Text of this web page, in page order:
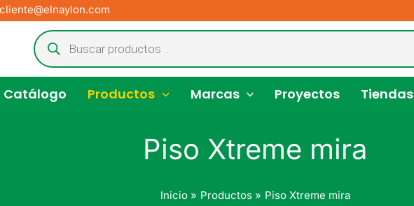
Búsqueda
de
productos
Catálogo Productos Marcas Proyectos Tiendas
Piso Xtreme mira
Inicio Productos Piso Xtreme mira